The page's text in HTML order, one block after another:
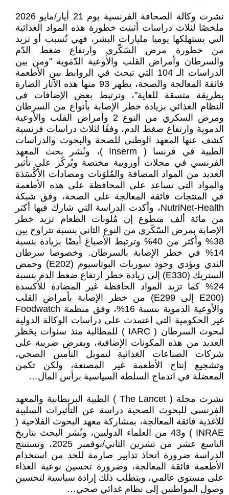
نشرت وكالة الصحافة الفرنسية يوم 21 أيار/مايو 2026
ملخصًا لثلاث دراسات أثبتت خطورة هذه المواد الغذائية
التي يستهلكها يوميا مليارات البشر، فهي تُسبب أو تزيد
من خطورة مرض السّكّري وارتفاع ضغط الدّم
والسرطان وأمراض القلب والأوعية الدّمَوية "ومن بين
الدراسات الـ 104 التي تبحث في الروابط بين الأطعمة
فائقة المعالجة والصحة، يظهر 93 منها هذه الآثار الضارة
بطريقة متسقة للغاية"، وترتبط بعض الإضافات في
النظام الغذائي بزيادة خطر الإصابة بأنواع من السرطان
ومرض السكري من النوع 2 وأمراض القلب والأوعية
الدموية وارتفاع ضغط الدم، وفقًا لثلاث دراسات فرنسية
كشف عنها المعهد الوطني للصحة والبحوث والدراسات
الطبية في فرنسا ( Inserm )، ونُشر بحث المعهد
الفرنسي في مجلات أوروبية مختصة ويُركّز على تأثير
العديد من المواد المضافة والمُلوّنات ومضادات الأكْسَدَة
والمواد التي تساعد على المحافظة على هذه الأطعمة
في المنتجات فائقة المعالجة على الصحة، وفق شبكة
NutriNet-Health، وأكدت الدراسة التي شارك فيها أكثر
من مائة ألف متطوع إن مُلونات الطعام تزيد خطر
الإصابة بمرض السّكّري من النوع الثاني بنسبة تتراوح بين
38% وأكثر من 40% وترتبط الأصباغ أيضًا بزيادة بنسبة
14% في خطر الإصابة بالسرطان. وخصوصا سرطان
الثدي ويؤدي وجود سوربات البوتاسيوم (E202) وحمض
الستريك (E330) إلى زيادة خطر ارتفاع ضغط الدم بنسبة
24% كما تزيد المواد الحافظة غير المضادة للأكسدة
(E200 إلى E299) من خطر الإصابة بأمراض القلب
والأوعية الدموية بنسبة 16%، وفق منظمة Foodwatch
غير الحكومية التي اعتمدت على دراسات الوكالة الدولية
لبحوث السرطان ( IARC ) للمطالبة منذ سنوات بحَظر
العديد من هذه المكونات الإضافية، وبفرض ضريبة على
شركات الصناعات الغذائية لتمويل التأمين الصحي،
وتشجيع إنتاج الأطعمة غير المصنعة، ولكن تكمن
المعضلة في اندماج السلطة السياسية برأس المال…
نشرت مجلة ( The Lancet ) الطبية البريطانية والمعهد
الفرنسي للبحوث الصحية دراسة عن التأثيرات السلبية
للأغذية فائقة المعالجة، بمشاركة معهد البحوث الفلاحية (
INRAE ) و43 من العلماء الدوليين، ونُشر البحث بتاريخ
التاسع عشر من تشرين الثاني/نوفمبر 2025، وتستنتج
الدراسة ضرورة اتخاذ تدابير صارمة للحد من استخدام
الأطعمة فائقة المعالجة، وضرورة تحسين نوعية الغذاء
على مستوى عالمي، ويتطلب ذلك إرادة سياسية لتحسين
وصول المواطنين إلى نظام غذائي صحي…